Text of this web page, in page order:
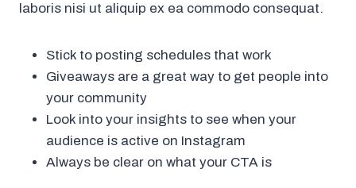
laboris nisi ut aliquip ex ea commodo consequat.
Stick to posting schedules that work
Giveaways are a great way to get people into
your community
Look into your insights to see when your
audience is active on Instagram
Always be clear on what your CTA is